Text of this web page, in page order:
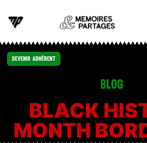
Devenir Adhérent
Blog
BLACK
MONTH